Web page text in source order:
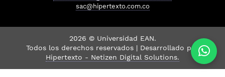
sac@hipertexto.com.co
2026 © Universidad EAN.
Todos los derechos reservados | Desarrollado por
Hipertexto - Netizen Digital Solutions.